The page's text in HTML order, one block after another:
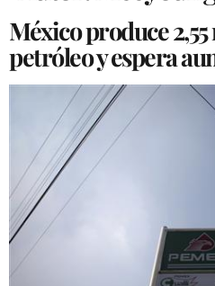
México produce
petróleo y espera